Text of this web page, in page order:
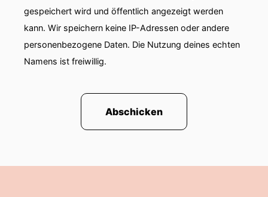
gespeichert wird und öffentlich angezeigt werden
kann. Wir speichern keine IP-Adressen oder andere
personenbezogene Daten. Die Nutzung deines echten
Namens ist freiwillig.
Abschicken